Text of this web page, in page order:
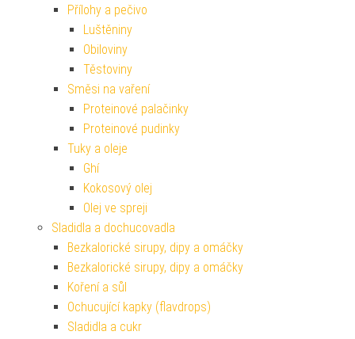
Přílohy a pečivo
Luštěniny
Obiloviny
Těstoviny
Směsi na vaření
Proteinové palačinky
Proteinové pudinky
Tuky a oleje
Ghí
Kokosový olej
Olej ve spreji
Sladidla a dochucovadla
Bezkalorické sirupy, dipy a omáčky
Bezkalorické sirupy, dipy a omáčky
Koření a sůl
Ochucující kapky (flavdrops)
Sladidla a cukr